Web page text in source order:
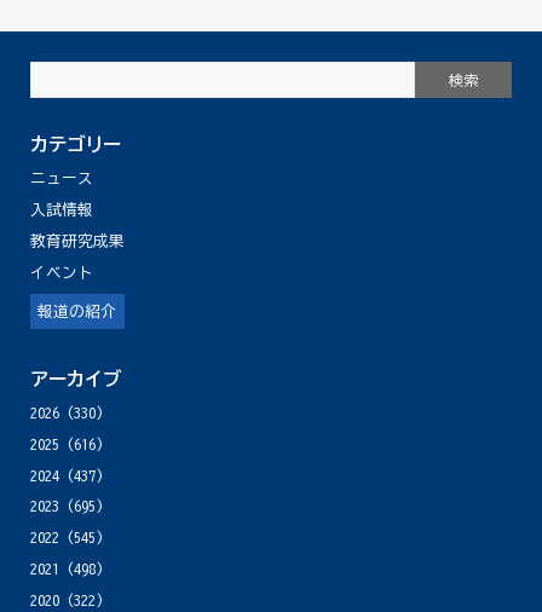
カテゴリー
ニュース
入試情報
教育研究成果
イベント
報道の紹介
アーカイブ
2026(330)
2025 (616)
2024(437)
2023 (695)
2022 (545)
2021
(498)
2020(322)